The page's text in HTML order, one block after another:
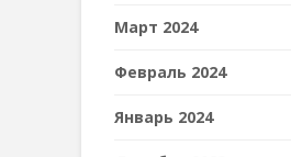
Март 2024
Февраль 2024
Январь 2024